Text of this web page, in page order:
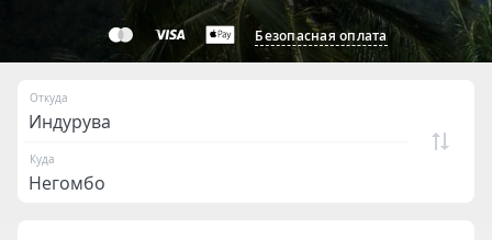
Безопасная оплата
Откуда
Куда